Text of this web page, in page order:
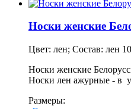
Носки женские
Цвет: лен; Состав: лен
Носки женские
Носки лен ажурные - в
Размеры: